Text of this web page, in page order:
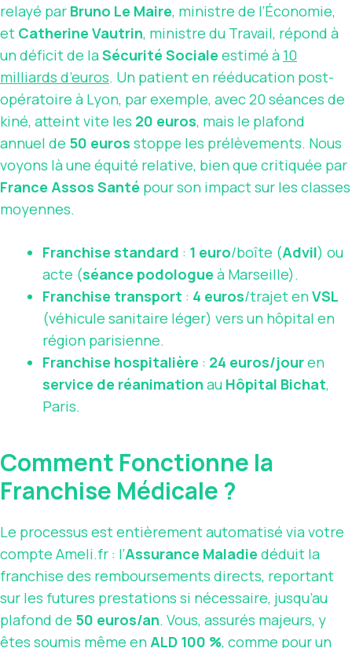
relayé par Bruno Le Maire, ministre de l’Économie,
et Catherine Vautrin, ministre du Travail, répond à
un déficit de laSécurité Sociale estimé à 10
milliards d’euros. Un patient en rééducation post-
opératoire à Lyon, par exemple, avec 20 séances de
kiné, atteint vite les 20 euros, mais le plafond
annuel de 50 euros stoppe les prélèvements. Nous
voyons là une équité relative, bien que critiquée par
France Assos Santé pour son impact sur les classes
moyennes.
Franchise standard : 1 euro/boîte (Advil) ou
acte (séance podologue à Marseille).
Franchise transport : 4 euros/trajet enVSL
(véhicule sanitaire léger) vers un hôpital en
région parisienne.
Franchise hospitalière : 24 euros/jouren
service de réanimation au Hôpital Bichat,
Paris.
Comment Fonctionne la
Franchise Médicale ?
Le processus est entièrement automatisé via votre
compte Ameli.fr : l’Assurance Maladie déduit la
franchise des remboursements directs, reportant
sur les futures prestations si nécessaire, jusqu’au
plafond de 50 euros/an. Vous, assurés majeurs, y
êtes soumis même enALD 100 %, comme pour un